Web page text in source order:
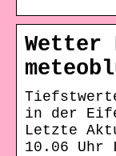
Wetter
in der
Letzte
10.06